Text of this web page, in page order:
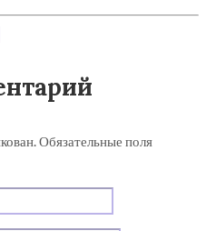
Обязательные поля